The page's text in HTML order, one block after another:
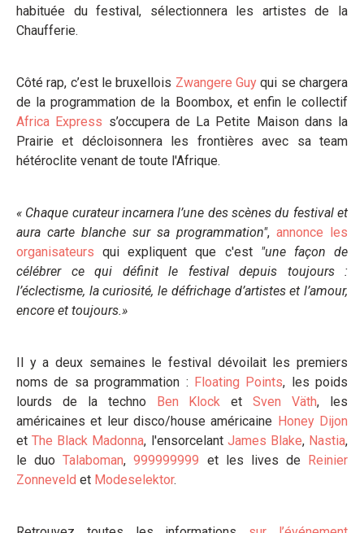
habituée du festival, sélectionnera les artistes de la
Chaufferie.
Côté rap, c’est le bruxellois Zwangere Guy qui se chargera
de la programmation de la Boombox, et enfin le collectif
Africa Express s’occupera de La Petite Maison dans la
Prairie et décloisonnera les frontières avec sa team
hétéroclite venant de toute l'Afrique.
« Chaque curateur incarnera l’une des scènes du festival et
aura carte blanche sur sa programmation", annonce les
organisateurs qui expliquent que c'est "une façon de
célébrer ce qui définit le festival depuis toujours :
l’éclectisme, la curiosité, le défrichage d’artistes et l’amour,
encore et toujours.»
Il y a deux semaines le festival dévoilait les premiers
noms de sa programmation : Floating Points, les poids
lourds de la techno Ben Klock etSven Väth, les
américaines et leur disco/house américaine Honey Dijon
etThe Black Madonna, l'ensorcelant James Blake, Nastia,
le duoTalaboman,999999999 et les lives de Reinier
Zonneveld et Modeselektor.